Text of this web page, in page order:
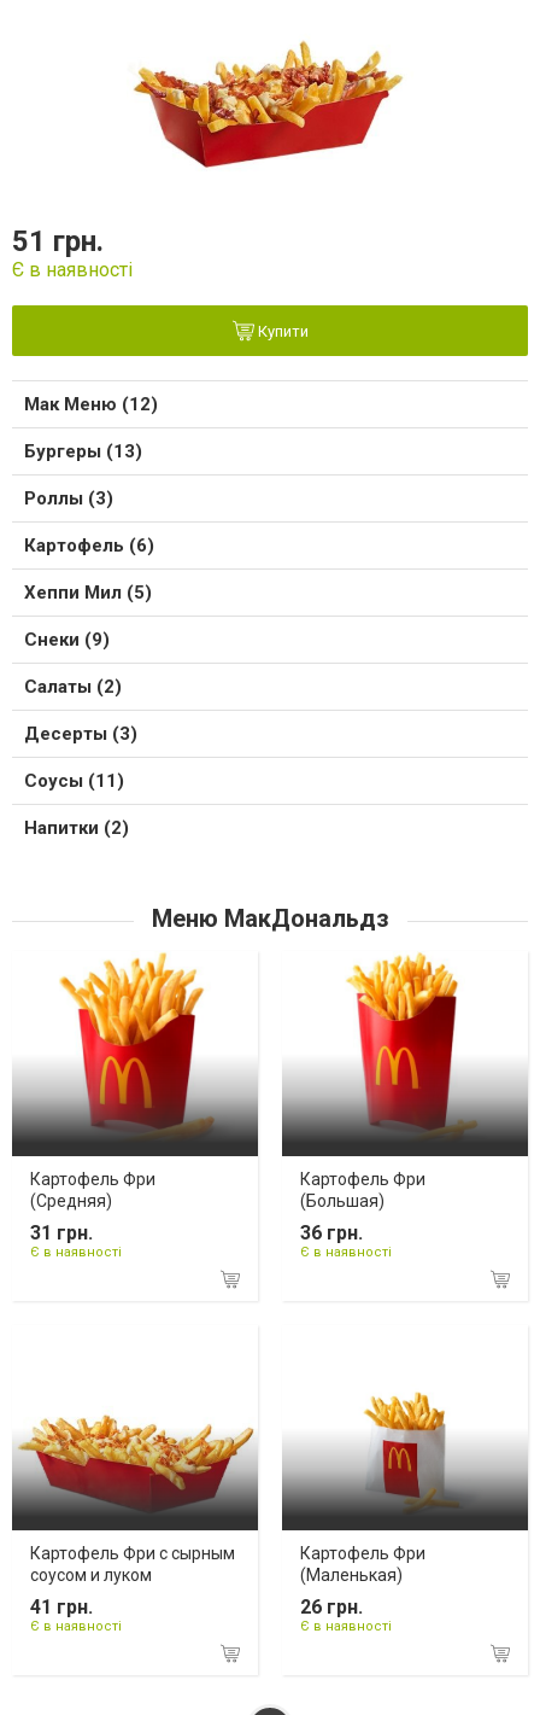
51 грн.
Є в наявності
Купити
Мак Меню (12)
Бургеры (13)
Роллы (3)
Картофель (6)
Хеппи Мил (5)
Снеки (9)
Салаты (2)
Десерты (3)
Соусы (11)
Напитки (2)
Меню МакДональдз
Картофель Фри
(Средняя)
31 грн.
Є в наявності
Картофель Фри
(Большая)
36 грн.
Є в наявності
Картофель Фри с сырным
соусом и луком
41 грн.
Є в наявності
Картофель Фри
(Маленькая)
26 грн.
Є в наявності